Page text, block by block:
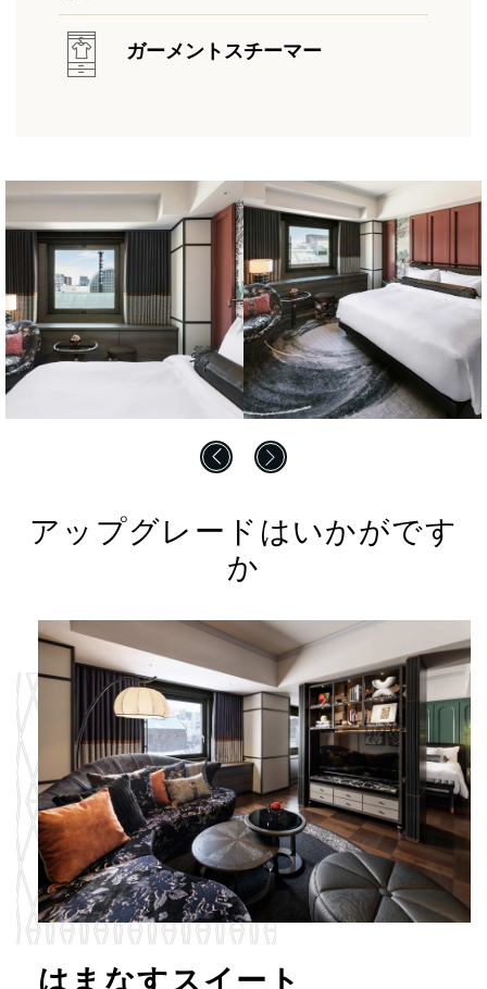
ガーメントスチーマー
アップグレードはいかがです
か